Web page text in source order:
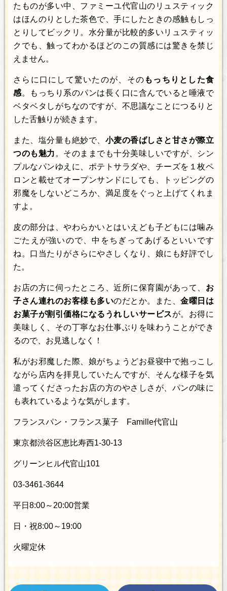
たものが多い中、ファミーユ代官山のリュスティック
はほんのりとした茶色で、手にしたときの感触もしっ
とりしてビックリ。水分量が比較的多いリュスティッ
クでも、触ってわかるほどのこの質感には驚きを禁じ
えません。
さらに口にして驚いたのが、その もっちりとした食
感。もっちり系のパンは長く口に含んでいると唾液で
ベタベタしがちなのですが、不思議なことにつるりと
した舌触りが続きます。
また、塩分量も絶妙で、 小麦の香ばしさと甘さが際立
つのも魅力 。そのままでも十分美味しいですが、シン
プルなパンゆえに、ポテトサラダや、チーズを１枚ペ
ロンと載せてオープンサンドにしても、トッピングの
邪魔をしないどころか、満足度をぐっと上げてくれま
すよ。
皮の部分は、やわらかいとはいえども子どもには噛み
ごたえが強いので、中をちぎってあげるといいです
ね。口当たりがさらにやさしくなり、娘にも好評でし
た。
お店の方に伺ったところ、近所に保育園があって、 お
子さん連れのお客様も多いのだとか。また、金曜日は
お菓子が割引価格になるうれしいサービスが。お得に
美味しく、その丁寧なお仕事ぶりを味わうことができ
るので、お見逃しなく！
私がお邪魔した際、娘がちょうどお昼寝中で抱っこし
ながら店内を拝見していたんですが、そんな様子を気
遣ってくださったお店の方のやさしさが、パンの味に
も表れているような気がします。
フランスパン・フランス菓子 Famille代官山
東京都渋谷区恵比寿西1-30-13
グリーンヒル代官山101
03-3461-3644
平日8:00～20:00営業
日・祝8:00～19:00
火曜定休